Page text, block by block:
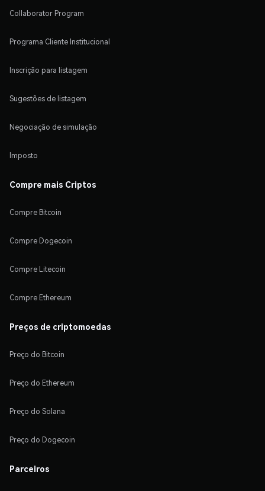
Collaborator Program
Programa Cliente Institucional
Inscrição para listagem
Sugestões de listagem
Negociação de simulação
Imposto
Compre mais Criptos
Compre Bitcoin
Compre Dogecoin
Compre Litecoin
Compre Ethereum
Preços de criptomoedas
Preço do Bitcoin
Preço do Ethereum
Preço do Solana
Preço do Dogecoin
Parceiros